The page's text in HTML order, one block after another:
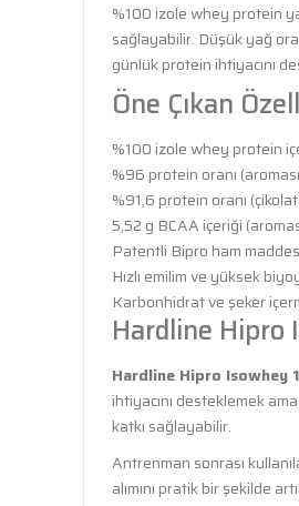
%100 izole whey protein
sağlayabilir. Düşük yağ
günlük protein ihtiyacını
Öne Çıkan
%100 izole whey protein
%96 protein oranı
%91,6 protein oranı
5,52 g BCAA içeriği
Patentli Bipro ham
Hızlı emilim ve yüksek
Karbonhidrat ve şeker
Hardline Hipro
Hardline Hipro Isowhey
ihtiyacını desteklemek
katkı sağlayabilir.
Antrenman sonrası
alımını pratik bir şekilde